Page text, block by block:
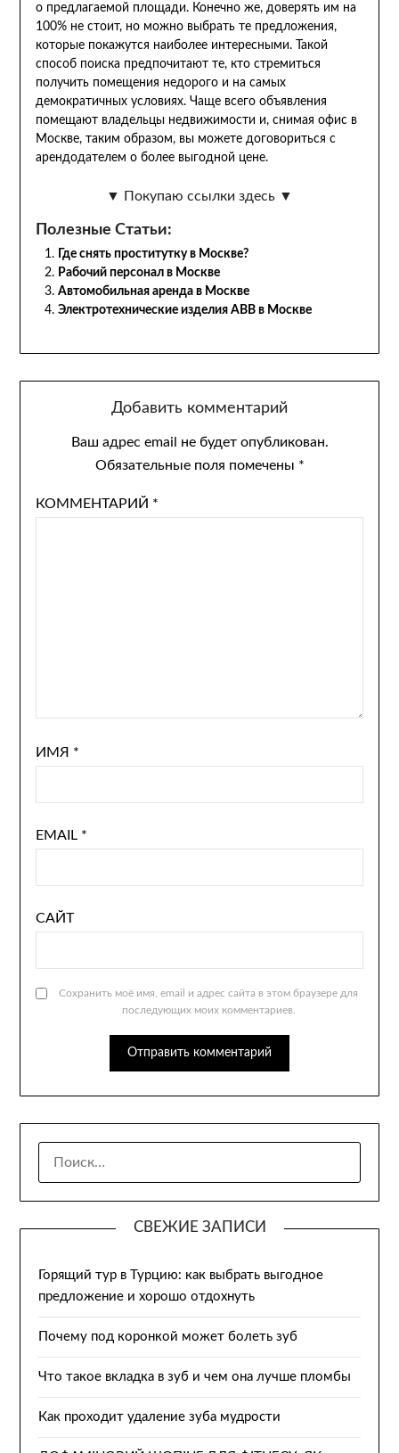
о предлагаемой площади. Конечно же, доверять им на
100% не стоит, но можно выбрать те предложения,
которые покажутся наиболее интересными. Такой
способ поиска предпочитают те, кто стремиться
получить помещения недорого и на самых
демократичных условиях. Чаще всего объявления
помещают владельцы недвижимости и, снимая офис в
Москве, таким образом, вы можете договориться с
арендодателем о более выгодной цене.
▼ Покупаю ссылки здесь ▼
Полезные Статьи:
Где снять проститутку в Москве?
Рабочий персонал в Москве
Автомобильная аренда в Москве
Электротехнические изделия ABB в Москве
Добавить комментарий
Ваш адрес email не будет опубликован.
Обязательные поля помечены *
КОММЕНТАРИЙ *
ИМЯ *
EMAIL *
САЙТ
Сохранить моё имя, email и адрес сайта в этом браузере для
последующих моих комментариев.
СВЕЖИЕ ЗАПИСИ
Горящий тур в Турцию: как выбрать выгодное
предложение и хорошо отдохнуть
Почему под коронкой может болеть зуб
Что такое вкладка в зуб и чем она лучше пломбы
Как проходит удаление зуба мудрости